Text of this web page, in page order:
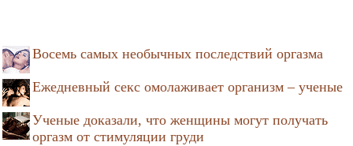
Восемь самых необычных последствий оргазма
Ежедневный секс омолаживает организм – ученые
Ученые доказали, что женщины могут получать
оргазм от стимуляции груди